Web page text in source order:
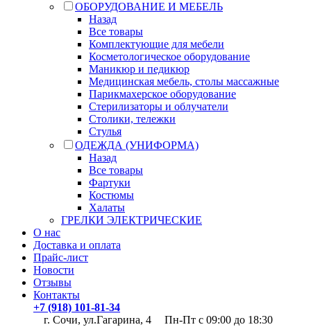
ОБОРУДОВАНИЕ И МЕБЕЛЬ
Назад
Все товары
Комплектующие для мебели
Косметологическое оборудование
Маникюр и педикюр
Медицинская мебель, столы массажные
Парикмахерское оборудование
Стерилизаторы и облучатели
Столики, тележки
Стулья
ОДЕЖДА (УНИФОРМА)
Назад
Все товары
Фартуки
Костюмы
Халаты
ГРЕЛКИ ЭЛЕКТРИЧЕСКИЕ
О нас
Доставка и оплата
Прайс-лист
Новости
Отзывы
Контакты
+7 (918) 101-81-34
г. Сочи, ул.Гагарина, 4
Пн-Пт с 09:00 до 18:30